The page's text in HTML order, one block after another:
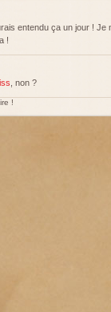
entendu ça un jour ! Je
!
, non ?
!